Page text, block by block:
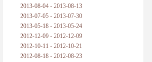
2013-08-04 - 2013-08-13
2013-07-05 - 2013-07-30
2013-05-18 - 2013-05-24
2012-12-09 - 2012-12-09
2012-10-11 - 2012-10-21
2012-08-18 - 2012-08-23